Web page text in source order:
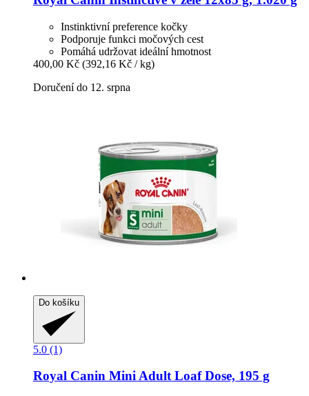
Instinktivní preference kočky
Podporuje funkci močových cest
Pomáhá udržovat ideální hmotnost
400,00 Kč (392,16 Kč / kg)
Doručení do 12. srpna
Do košíku
5.0 (1)
Royal Canin Mini Adult Loaf Dose, 195 g